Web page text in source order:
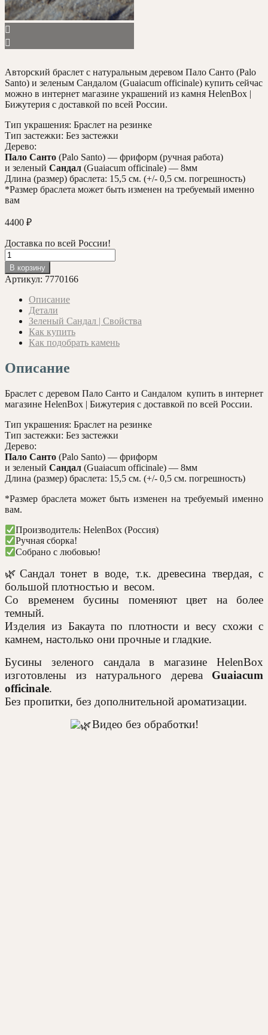
Авторский браслет с натуральным деревом Пало Санто (Palo
Santo) и зеленым Сандалом (Guaiacum officinale) купить сейчас
можно в интернет магазине украшений из камня HelenBox |
Бижутерия с доставкой по всей России.
Тип украшения: Браслет на резинке
Тип застежки: Без застежки
Дерево:
Пало Санто (Palo Santo) — фриформ (ручная работа)
и зеленый Сандал (Guaiacum officinale) — 8мм
Длина (размер) браслета: 15,5 см. (+/- 0,5 см. погрешность)
*Размер браслета может быть изменен на требуемый именно
вам
4400 ₽
Доставка по всей России!
Количество
товара
Браслет
из
дерева
Пало
Санто
Сандала
В корзину
Артикул: 7770166
Описание
Детали
Зеленый Сандал | Свойства
Как купить
Как подобрать камень
Описание
Браслет с деревом Пало Санто и Сандалом купить в интернет
магазине HelenBox | Бижутерия с доставкой по всей России.
Тип украшения: Браслет на резинке
Тип застежки: Без застежки
Дерево:
Пало Санто (Palo Santo) — фриформ
и зеленый Сандал (Guaiacum officinale) — 8мм
Длина (размер) браслета: 15,5 см. (+/- 0,5 см. погрешность)
*Размер браслета может быть изменен на требуемый именно
вам.
Производитель: HelenBox (Россия)
Ручная сборка!
Собрано с любовью!
🌿Сандалтонет в воде, т.к. древесина твердая, с
большой плотностью и весом.
Со временем бусины поменяют цвет на более
темный.
Изделия из Бакаута по плотности и весу схожи с
камнем, настолько они прочные и гладкие.
Бусины зеленого сандала в магазине HelenBox
изготовлены из натурального дерева Guaiacum
officinale.
Без пропитки, без дополнительной ароматизации.
Видео без обработки!